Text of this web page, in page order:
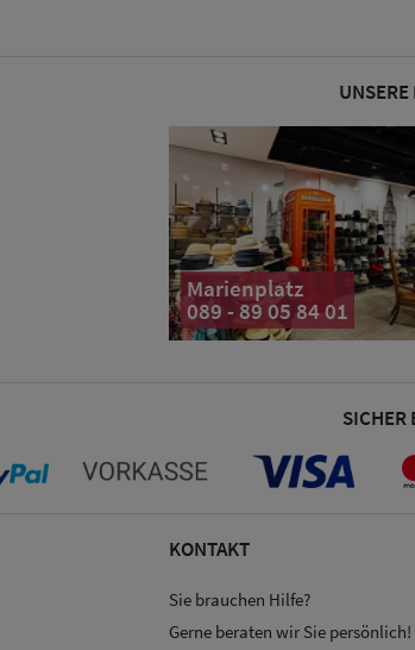
Marienplatz
089 - 89 05 84 01
SICHER
KONTAKT
Sie brauchen Hilfe?
Gerne beraten wir Sie persönlich!